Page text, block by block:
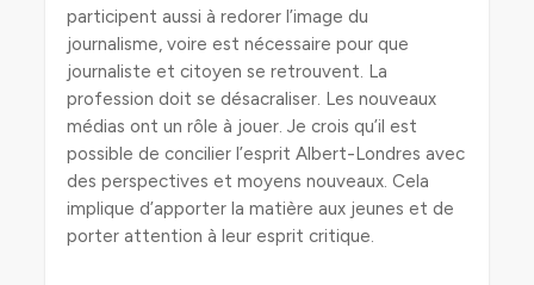
participent aussi à redorer l’image du
journalisme, voire est nécessaire pour que
journaliste et citoyen se retrouvent. La
profession doit se désacraliser. Les nouveaux
médias ont un rôle à jouer. Je crois qu’il est
possible de concilier l’esprit Albert-Londres avec
des perspectives et moyens nouveaux. Cela
implique d’apporter la matière aux jeunes et de
porter attention à leur esprit critique.